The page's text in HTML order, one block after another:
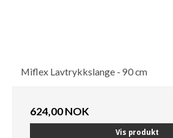
Miflex Lavtrykkslange - 90 cm
624,00 NOK
Vis produkt